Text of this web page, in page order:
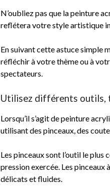
N’oubliez pas que la peinture
reflétera votre style artistique
En suivant cette astuce simple
réfléchir à votre thème ou à
spectateurs.
Utilisez différents outils,
Lorsqu’il s’agit de peinture
utilisant des pinceaux, des
Les pinceaux sont l’outil le
pression exercée. Les
délicats et fluides.